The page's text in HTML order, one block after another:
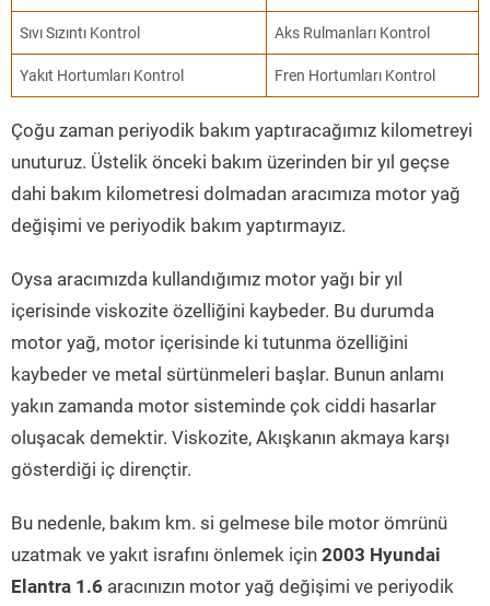
Sıvı Sızıntı Kontrol Aks Rulmanları Kontrol
Yakıt Hortumları Kontrol Fren Hortumları Kontrol
Çoğu zaman periyodik bakım yaptıracağımız kilometreyi
unuturuz. Üstelik önceki bakım üzerinden bir yıl geçse
dahi bakım kilometresi dolmadan aracımıza motor yağ
değişimi ve periyodik bakım yaptırmayız.
Oysa aracımızda kullandığımız motor yağı bir yıl
içerisinde viskozite özelliğini kaybeder. Bu durumda
motor yağ, motor içerisinde ki tutunma özelliğini
kaybeder ve metal sürtünmeleri başlar. Bunun anlamı
yakın zamanda motor sisteminde çok ciddi hasarlar
oluşacak demektir. Viskozite, Akışkanın akmaya karşı
gösterdiği iç dirençtir.
Bu nedenle, bakım km. si gelmese bile motor ömrünü
uzatmak ve yakıt israfını önlemek için 2003 Hyundai
Elantra 1.6 aracınızın motor yağ değişimi ve periyodik